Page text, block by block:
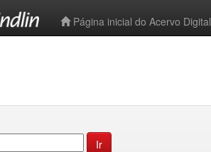
Página inicial do Acervo Digital